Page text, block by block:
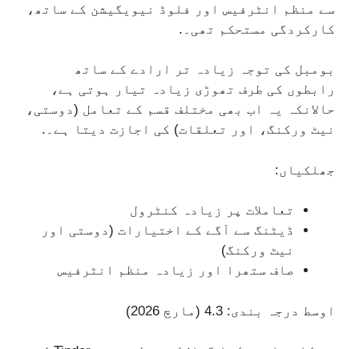
سے منظم انٹرفیس اور فلوڈ نیویگیشن کے ساتھ،
کارکردگی مستحکم تھی۔.
بومبل کی توجہ زیادہ تر ارادے کے ساتھ
رابطوں کی طرف تھوڑی زیادہ تیار ہوتی ہے،
حالانکہ یہ اب بھی مختلف قسم کے تعامل (دوستی،
نیٹ ورکنگ، اور تعلقات) کی اجازت دیتا ہے۔.
جھلکیاں:
تعاملات پر زیادہ کنٹرول
ڈیٹنگ سے آگے کے اختیارات (دوستی اور
نیٹ ورکنگ)
صاف ستھرا اور زیادہ منظم انٹرفیس
اوسط درجہ بندی: 4.3 (مارچ 2026)